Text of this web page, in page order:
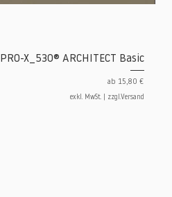
PRO-X_530® ARCHITECT Basic
ab 15,80 €
Sale-Preis
exkl. MwSt. zzgl.Versand